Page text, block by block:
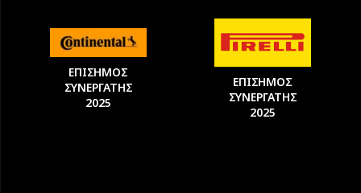
ΕΠΙΣΗΜΟΣ
ΣΥΝΕΡΓΑΤΗΣ
2025
ΕΠΙΣΗΜΟΣ
ΣΥΝΕΡΓΑΤΗΣ
2025